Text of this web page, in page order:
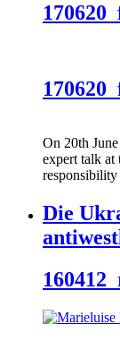
On 20th
expert talk at
Die